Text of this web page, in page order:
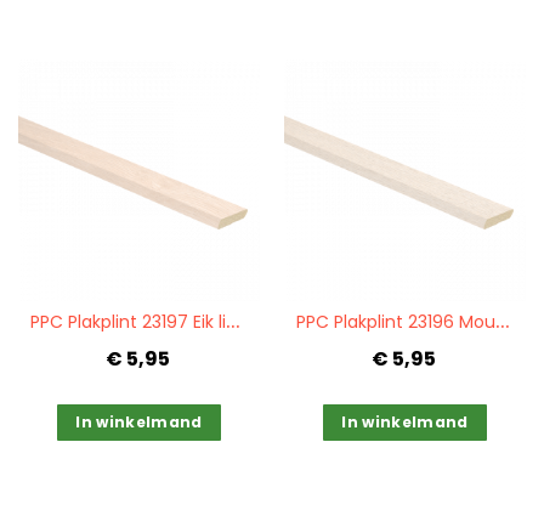
P
PC Plakplint 23197 Eik licht beige
€ 5,95
In winkelmand
P
PC Plakplint 23196 Mountain oak vergrijsd
€ 5,95
In winkelmand